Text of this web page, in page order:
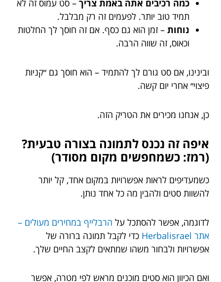
כמה רכיבים אתה באמת צריך – סט עמוס זה לא
תמיד טוב יותר. לפעמים זה רק מבלבל.
נוחות – זמן הוא גם כסף. אם זה חוסך לך החלטות
וכאוס, זה שווה הרבה.
ובינינו, אם סט גורם לך להתמיד – הוא חוסך גם ״קניות
פיצוי״ אחרי יום קשה.
כן, אנחנו מכירים את הטריק הזה.
איפה זה נכנס לתמונה בצורה טבעית?
(רמז: כשמחפשים מקום מסודר)
כשמעדיפים לראות אפשרויות במקום אחד, קל יותר
להשוות סטים ולהבין מה כל אחד נותן.
לדוגמה, אפשר להסתכל על הרבלייף במחירים מעולים –
אתר Herbalisrael
כדי לקבל תמונה ברורה של
אפשרויות ולבחור משהו שמתאים לקצב החיים שלך.
ואם הכיוון הוא סטים מוכנים מראש לפי מטרה, אפשר